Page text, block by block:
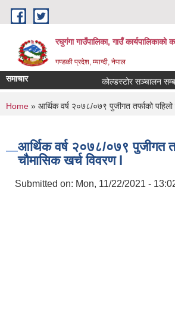
Skip to main content
रघुगंगा गाउँपालिका, गाउँ कार्यपालिकाको
गण्डकी प्रदेश, म्याग्दी, नेपाल
समाचार कोल्डस्टोर सञ्चालन
You are here
Home » आर्थिक वर्ष २०७८/०७९ पुजीगत तर्फाको पहिलो
आर्थिक वर्ष २०७८/०७९ पुजीगत
चौमासिक खर्च विवरण l
Submitted on: Mon, 11/22/2021 -